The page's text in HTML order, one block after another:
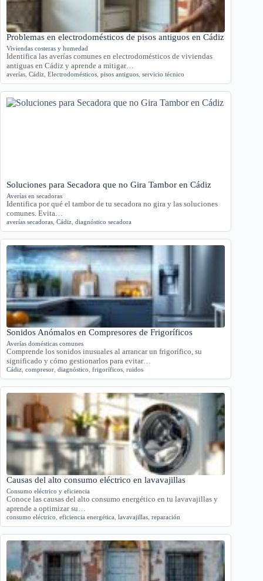
Problemas en electrodomésticos de pisos antiguos en Cádiz
Viviendas costeras y humedad
Identifica las averías comunes en electrodomésticos de viviendas
antiguas en Cádiz y aprende a mitigar…
averías Cádiz Electrodomésticos pisos antiguos servicio técnico
Soluciones para Secadora que no Gira Tambor en Cádiz
Averías en secadoras
Identifica por qué el tambor de tu secadora no gira y las soluciones
comunes. Evita…
averías secadoras Cádiz diagnóstico secadora
Sonidos Anómalos en Compresores de Frigoríficos
Averías domésticas comunes
Comprende los sonidos inusuales al arrancar un frigorífico, su
significado y cómo gestionarlos para evitar…
Cádiz compresor diagnóstico frigoríficos ruidos
Causas del alto consumo eléctrico en lavavajillas
Consumo eléctrico y eficiencia
Conoce las causas del alto consumo energético en tu lavavajillas y
aprende a optimizar su…
consumo eléctrico eficiencia energética lavavajillas reparación